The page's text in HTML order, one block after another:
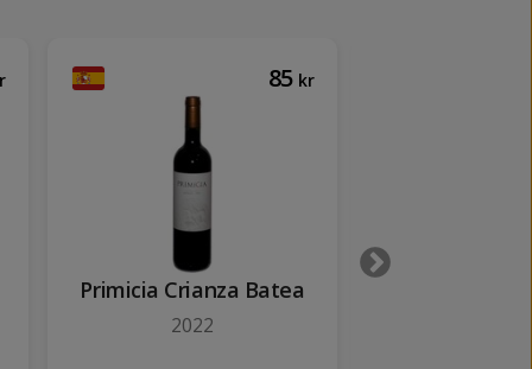
85 kr
Primicia Crianza Batea
2022